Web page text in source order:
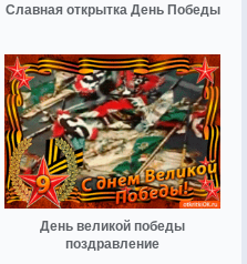
Славная открытка День Победы
День великой победы
поздравление